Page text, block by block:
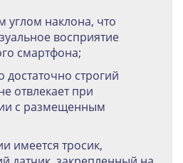
углом наклона, что
восприятие
смартфона;
достаточно строгий
отвлекает при
с размещенным
имеется тросик,